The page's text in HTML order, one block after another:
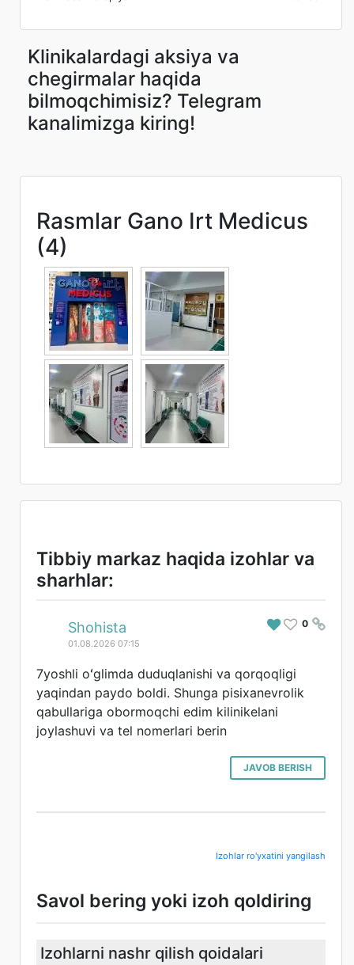
Klinikalardagi aksiya va
chegirmalar haqida
bilmoqchimisiz? Telegram
kanalimizga kiring!
Rasmlar Gano Irt Medicus
(4)
Tibbiy markaz haqida izohlar va
sharhlar:
# 0
Shohista
01.08.2026 07:15
7yoshli oʻglimda duduqlanishi va qorqoqligi
yaqindan paydo boldi. Shunga pisixanevrolik
qabullariga obormoqchi edim kilinikelani
joylashuvi va tel nomerlari berin
JAVOB BERISH
Izohlar ro'yxatini yangilash
Savol bering yoki izoh qoldiring
Izohlarni nashr qilish qoidalari